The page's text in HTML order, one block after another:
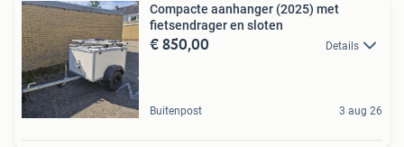
Compacte aanhanger (2025) met
fietsendrager en sloten
€ 850,00 Details
Buitenpost 3 aug 26